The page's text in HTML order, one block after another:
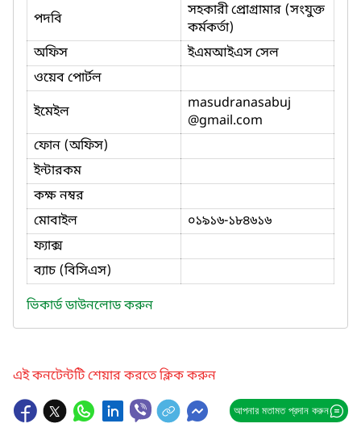
পদবি
সহকারী প্রোগ্রামার (সংযুক্ত
কর্মকর্তা)
অফিস
ইএমআইএস সেল
ওয়েব পোর্টল
ইমেইল
masudranasabuj
@gmail.com
ফোন (অফিস)
ইন্টারকম
কক্ষ নম্বর
মোবাইল
০১৯১৬-১৮৪৬১৬
ফ্যাক্স
ব্যাচ (বিসিএস)
ভিকার্ড ডাউনলোড করুন
এই কনটেন্টটি শেয়ার করতে ক্লিক করুন
আপনার মতামত প্রদান করুন